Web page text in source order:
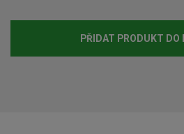
PŘIDAT PRODUKT DO